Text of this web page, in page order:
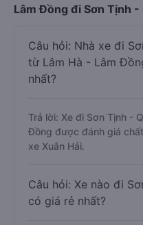
Lâm Đồng đi Sơn Tịnh -
Câu hỏi: Nhà xe đi
từ Lâm Hà - Lâm
nhất?
Trả lời: Xe đi Sơn Tịnh -
Đồng được đánh giá
xe Xuân Hải.
Câu hỏi: Xe nào đi
có giá rẻ nhất?